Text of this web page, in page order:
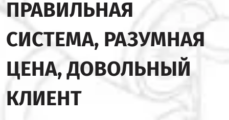
ПРАВИЛЬНАЯ
СИСТЕМА, РАЗУМНАЯ
ЦЕНА, ДОВОЛЬНЫЙ
КЛИЕНТ